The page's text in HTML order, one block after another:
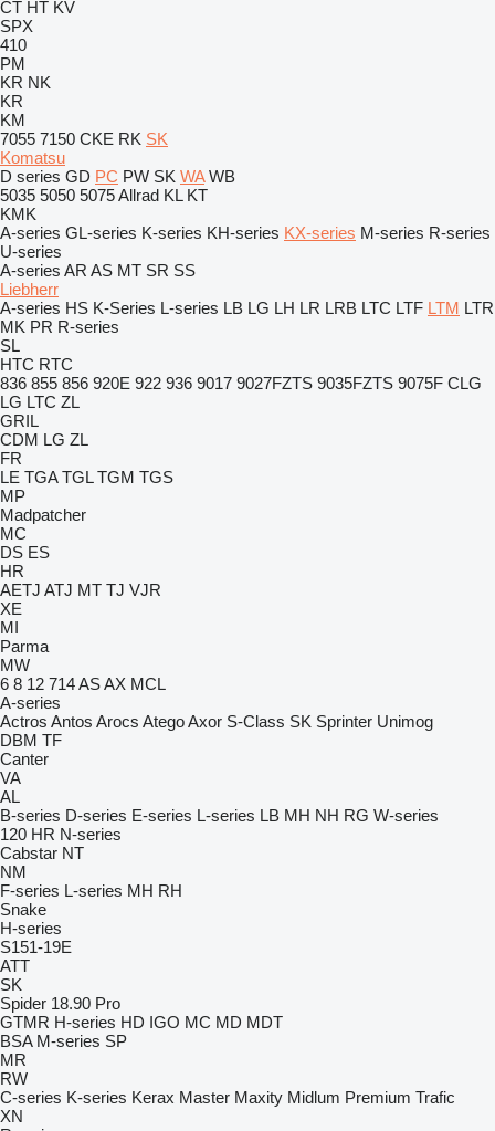
CT HT KV
SPX
410
PM
KR NK
KR
KM
7055 7150 CKE RK SK
Komatsu
D series GD PC PW SK WA WB
5035 5050 5075Allrad KL KT
KMK
A-series GL-series K-series KH-series KX-series M-series R-series
U-series
A-series AR AS MT SR SS
Liebherr
A-series HS K-Series L-series LB LG LH LR LRB LTC LTF LTM LTR
MK PR R-series
SL
HTC RTC
836 855 856 920E 922 936 9017 9027FZTS 9035FZTS 9075F CLG
LG LTC ZL
GRIL
CDM LG ZL
FR
LE TGA TGL TGM TGS
MP
Madpatcher
MC
DS ES
HR
AETJ ATJ MT TJ VJR
XE
MI
Parma
MW
6 8 12 714ASAX MCL
A-series
Actros Antos Arocs AtegoAxor S-Class SK Sprinter Unimog
DBM TF
Canter
VA
AL
B-series D-series E-series L-series LB MH NH RG W-series
120 HR N-series
Cabstar NT
NM
F-series L-series MH RH
Snake
H-series
S151-19E
ATT
SK
Spider 18.90 Pro
GTMR H-series HD IGO MC MD MDT
BSA M-series SP
MR
RW
C-series K-series Kerax Master Maxity Midlum Premium Trafic
XN